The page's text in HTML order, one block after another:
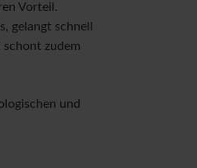
Vorteil.
gelangt schnell
zudem
und